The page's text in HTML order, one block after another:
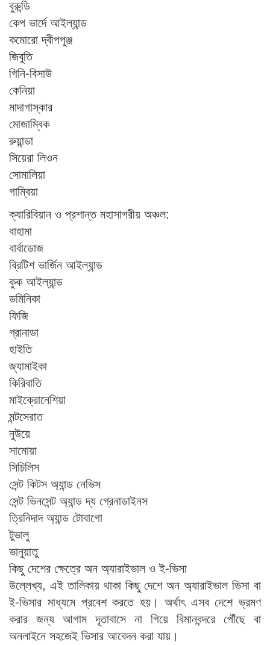
বুরুন্ডি
কেপ ভার্দে আইল্যান্ড
কমোরো দ্বীপপুঞ্জ
জিবুতি
গিনি-বিসাউ
কেনিয়া
মাদাগাস্কার
মোজাম্বিক
রুয়ান্ডা
সিয়েরা লিওন
সোমালিয়া
গাম্বিয়া
ক্যারিবিয়ান ও প্রশান্ত মহাসাগরীয় অঞ্চল:
বাহামা
বার্বাডোজ
ব্রিটিশ ভার্জিন আইল্যান্ড
কুক আইল্যান্ড
ডমিনিকা
ফিজি
গ্রানাডা
হাইতি
জ্যামাইকা
কিরিবাতি
মাইক্রোনেশিয়া
মন্টসেরাত
নুউয়ে
সামোয়া
সিচিলিস
সেন্ট কিটস অ্যান্ড নেভিস
সেন্ট ভিনসেন্ট অ্যান্ড দ্য গ্রেনাডাইনস
ত্রিনিদাদ অ্যান্ড টোবাগো
টুভালু
ভানুয়াতু
কিছু দেশের ক্ষেত্রে অন অ্যারাইভাল ও ই-ভিসা
উল্লেখ্য, এই তালিকায় থাকা কিছু দেশে অন অ্যারাইভাল ভিসা বা
ই-ভিসার মাধ্যমে প্রবেশ করতে হয়। অর্থাৎ এসব দেশে ভ্রমণ
করার জন্য আগাম দূতাবাসে না গিয়ে বিমানবন্দরে পৌঁছে বা
অনলাইনে সহজেই ভিসার আবেদন করা যায়।